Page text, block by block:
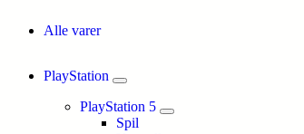
Alle varer
PlayStation
PlayStation 5
Spil